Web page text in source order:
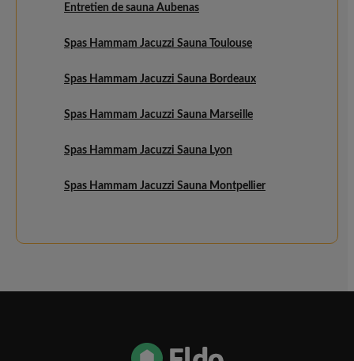
Entretien de sauna Aubenas
Spas Hammam Jacuzzi Sauna Toulouse
Spas Hammam Jacuzzi Sauna Bordeaux
Spas Hammam Jacuzzi Sauna Marseille
Spas Hammam Jacuzzi Sauna Lyon
Spas Hammam Jacuzzi Sauna Montpellier